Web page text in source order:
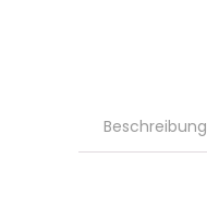
Beschreibung